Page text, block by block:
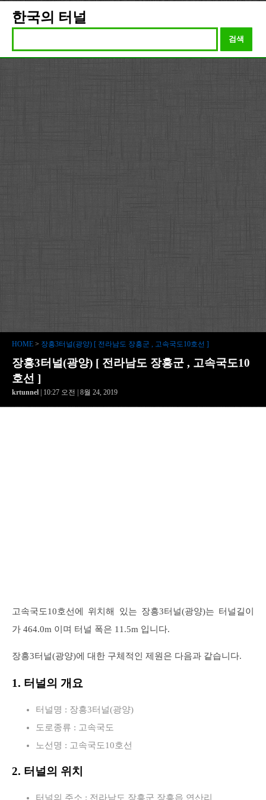
한국의 터널
검색
HOME > 장흥3터널(광양) [ 전라남도 장흥군 , 고속국도10호선 ]
장흥3터널(광양) [ 전라남도 장흥군 , 고속국도10
호선 ]
krtunnel | 10:27 오전 | 8월 24, 2019
고속국도10호선에 위치해 있는 장흥3터널(광양)는 터널길이
가 464.0m 이며 터널 폭은 11.5m 입니다.
장흥3터널(광양)에 대한 구체적인 제원은 다음과 같습니다.
1. 터널의 개요
터널명 : 장흥3터널(광양)
도로종류 : 고속국도
노선명 : 고속국도10호선
2. 터널의 위치
터널의 주소 : 전라남도 장흥군 장흥읍 연산리